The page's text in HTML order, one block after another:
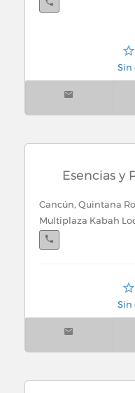
Sin
Esencias y
Cancún, Quintana
Multiplaza Kabah
Cancún, Quintana
Soriana Cancun Isla
Sin